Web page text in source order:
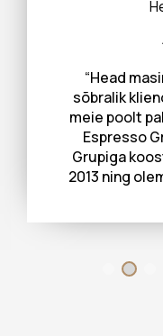
“Head
sõbralik
meie poolt
Espresso
Grupiga
2013 ning